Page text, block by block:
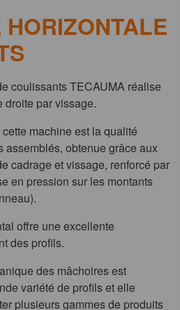
coulissants TECAUMA réalise
droite par vissage.
machine est la qualité
assemblés, obtenue grâce aux
cadrage et vissage, renforcé par
en pression sur les montants
offre une excellente
des profils.
des mâchoires est
variété de profils et elle
plusieurs gammes de produits